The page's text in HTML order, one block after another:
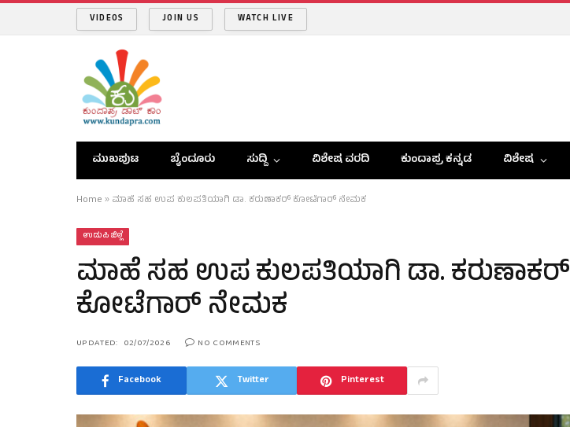
VIDEOS JOIN US WATCH LIVE
ಮುಖಪುಟ ಬೈಂದೂರು ಸುದ್ದಿ ವಿಶೇಷ ವರದಿ ಕುಂದಾಪ್ರ ಕನ್ನಡ ವಿಶೇಷ
Home » ಮಾಹೆ ಸಹ ಉಪ ಕುಲಪತಿಯಾಗಿ ಡಾ. ಕರುಣಾಕರ್‌ ಕೋಟೆಗಾರ್‌ ನೇಮಕ
ಉಡುಪಿ ಜಿಲ್ಲೆ
ಮಾಹೆ ಸಹ ಉಪ ಕುಲಪತಿಯಾಗಿ ಡಾ. ಕರುಣಾಕರ್‌
ಕೋಟೆಗಾರ್‌ ನೇಮಕ
UPDATED: 02/07/2026 NO COMMENTS
Facebook Twitter Pinterest